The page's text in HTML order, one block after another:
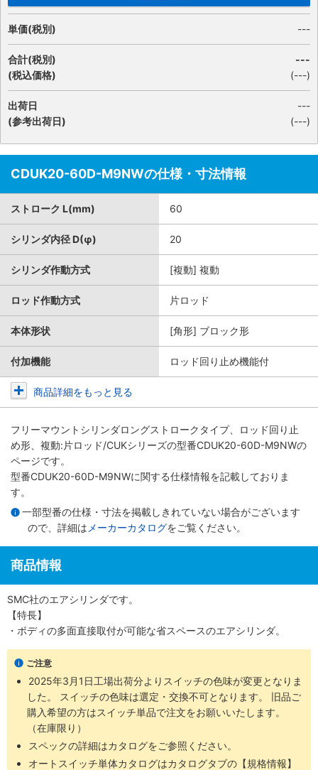
単価(税別) ---
合計(税別)
(税込価格)
---
(---)
出荷日
(参考出荷日)
---
(---)
CDUK20-60D-M9NWの仕様・寸法情報
ストローク L(mm) 60
シリンダ内径 D(φ) 20
シリンダ作動方式 [複動] 複動
ロッド作動方式 片ロッド
本体形状 [角形] ブロック形
付加機能 ロッド回り止め機能付
商品詳細をもっと見る
フリーマウントシリンダロングストロークタイプ、ロッド回り止
め形、複動:片ロッド/CUKシリーズの型番CDUK20-60D-M9NWの
ページです。
型番CDUK20-60D-M9NWに関する仕様情報を記載しておりま
す。
一部型番の仕様・寸法を掲載しきれていない場合がございます
ので、詳細は メーカーカタログをご覧ください。
商品情報
SMC社のエアシリンダです。
【特長】
・ボディの多面直接取付が可能な省スペースのエアシリンダ。
ご注意
2025年3月1日工場出荷分よりスイッチの色味が変更となりま
した。 スイッチの色味は選定・交換不可となります。 旧品ご
購入希望の方はスイッチ単品で注文をお願いいたします。
（在庫限り）
スペックの詳細はカタログをご参照ください。
オートスイッチ単体カタログはカタログタブの【規格情報】